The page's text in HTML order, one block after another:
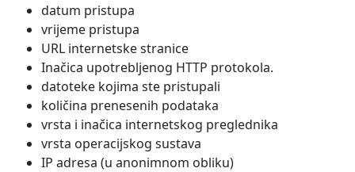
datum pristupa
vrijeme pristupa
URL internetske stranice
Inačica upotrebljenog HTTP protokola.
datoteke kojima ste pristupali
količina prenesenih podataka
vrsta i inačica internetskog preglednika
vrsta operacijskog sustava
IP adresa (u anonimnom obliku)